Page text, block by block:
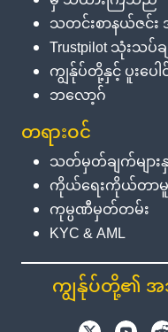
သတင်းစာနယ်ဇင်
Trustpilot သုံးသပ်ခ
ကျွန်ုပ်တို့နှင့် ပူးပေါ
ဘလော့ဂ်
တရားဝင်
သတ်မှတ်ချက်များ
ကိုယ်ရေးကိုယ်တာမူ
ကုမ္ပဏီမှတ်တမ်း
KYC & AML
ကျွန်ုပ်တို့၏ အ